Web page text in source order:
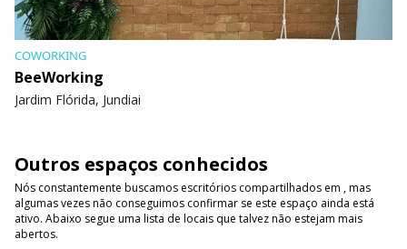
COWORKING
BeeWorking
Jardim Flórida, Jundiai
Outros espaços conhecidos
Nós constantemente buscamos escritórios compartilhados em , mas
algumas vezes não conseguimos confirmar se este espaço ainda está
ativo. Abaixo segue uma lista de locais que talvez não estejam mais
abertos.